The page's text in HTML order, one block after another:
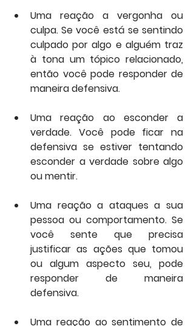
Uma reação a vergonha ou
culpa. Se você está se sentindo
culpado por algo e alguém traz
à tona um tópico relacionado,
então você pode responder de
maneira defensiva.
Uma reação ao esconder a
verdade. Você pode ficar na
defensiva se estiver tentando
esconder a verdade sobre algo
ou mentir.
Uma reação a ataques a sua
pessoa ou comportamento. Se
você sente que precisa
justificar as ações que tomou
ou algum aspecto seu, pode
responder de maneira
defensiva.
Uma reação ao sentimento de